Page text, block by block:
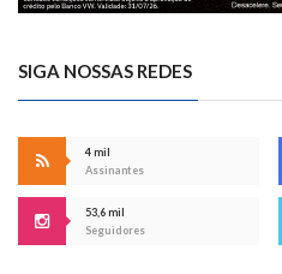
SIGA NOSSAS REDES
4 mil
Assinantes
53,6 mil
Seguidores